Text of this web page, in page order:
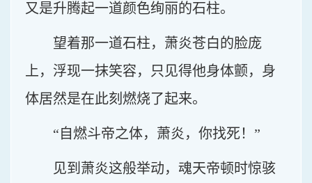
又是升腾起一道颜色绚丽的石柱。
望着那一道石柱，萧炎苍白的脸庞
上，浮现一抹笑容，只见得他身体颤，身
体居然是在此刻燃烧了起来。
“自燃斗帝之体，萧炎，你找死！”
见到萧炎这般举动，魂天帝顿时惊骇